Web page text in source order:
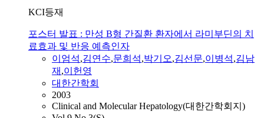
KCI등재
포스터 발표 : 만성 B형 간질환 환자에서 라미부딘의 치
료효과 및 반응 예측인자
이엄석,김연수,문희석,박기오,김선문,이병석,김남
재 ,이헌영
대한간학회
2003
Clinical and Molecular Hepatology(대한간학회지)